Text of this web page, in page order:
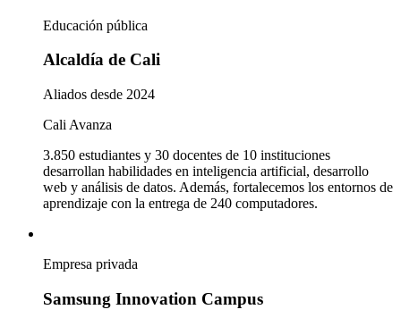
Educación pública
Alcaldía de Cali
Aliados desde 2024
Cali Avanza
3.850 estudiantes y 30 docentes de 10 instituciones
desarrollan habilidades en inteligencia artificial, desarrollo
web y análisis de datos. Además, fortalecemos los entornos de
aprendizaje con la entrega de 240 computadores.
Empresa privada
Samsung Innovation Campus